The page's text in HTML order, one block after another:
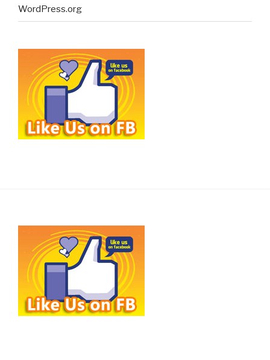
WordPress.org